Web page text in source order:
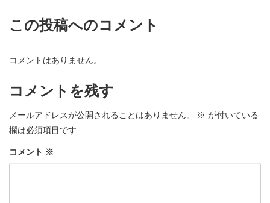
この投稿へのコメント
コメントはありません。
コメントを残す
メールアドレスが公開されることはありません。 ※ が付いている
欄は必須項目です
コメント ※